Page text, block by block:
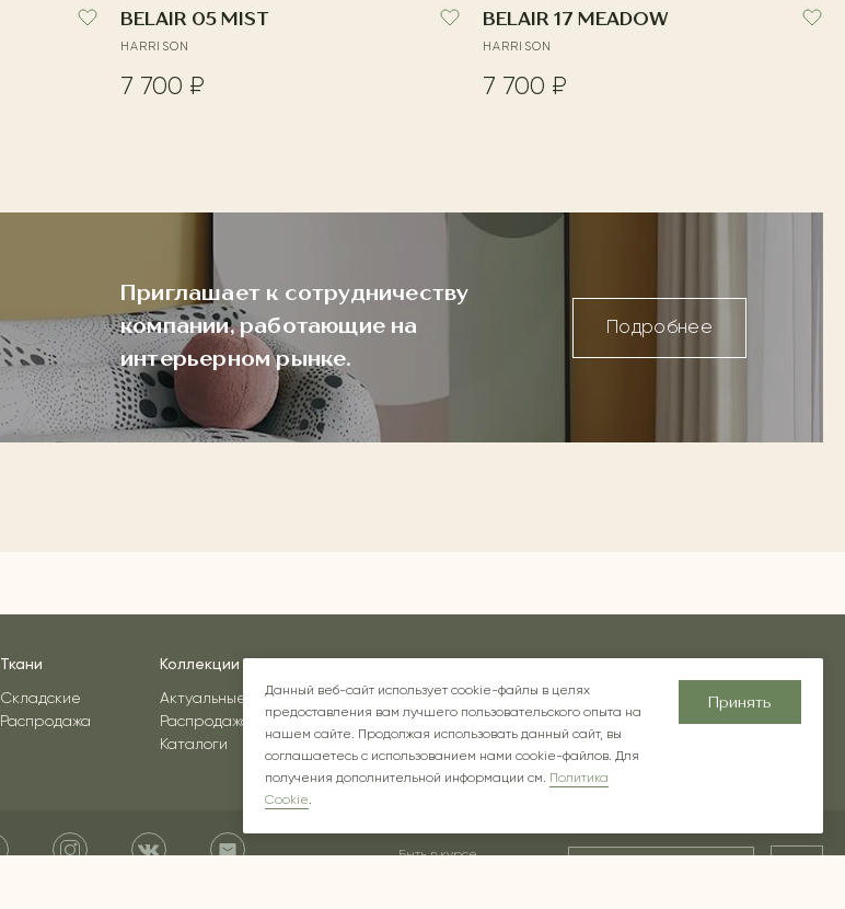
BELAIR 05 MIST
HARRISON
7 700 ₽
BELAIR 17 MEADOW
HARRISON
7 700 ₽
Приглашает к сотрудничеству
компании, работающие на
интерьерном рынке.
Подробнее
Ткани
Складские
Распродажа
Коллекции
Актуальные
Распродажа
Каталоги
Вдохновение Блог О компании Контакты
Быть в курсе
Данный веб-сайт использует cookie-файлы в целях
предоставления вам лучшего пользовательского опыта на
нашем сайте. Продолжая использовать данный сайт, вы
соглашаетесь с использованием нами cookie-файлов. Для
получения дополнительной информации см. Политика
Cookie.
Принять